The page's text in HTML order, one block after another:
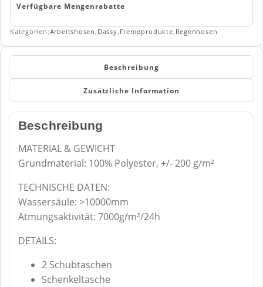
Verfügbare Mengenrabatte
Kategorien:Arbeitshosen, Dassy, Fremdprodukte, Regenhosen
Beschreibung
Zusätzliche Information
Beschreibung
MATERIAL & GEWICHT
Grundmaterial: 100% Polyester, +/- 200 g/m²
TECHNISCHE DATEN:
Wassersäule: >10000mm
Atmungsaktivität: 7000g/m²/24h
DETAILS:
2 Schubtaschen
Schenkeltasche